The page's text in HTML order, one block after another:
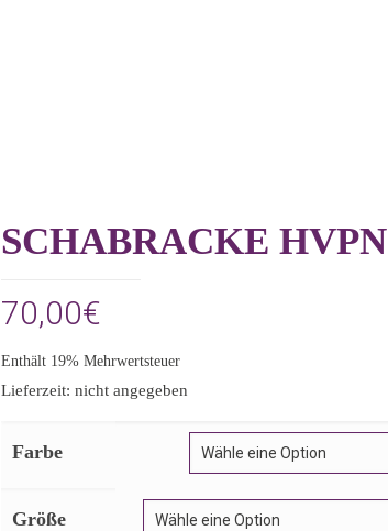
SCHABRACKE
70,00€
Enthält 19% Mehrwertsteuer
Lieferzeit: nicht angegeben
Farbe
Größe